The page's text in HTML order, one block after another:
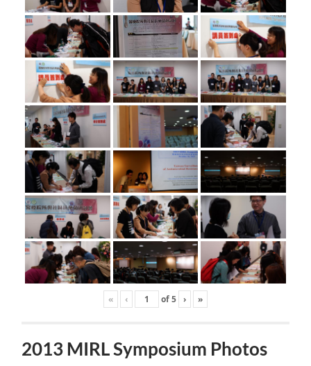
« ‹ of5 › »
2013 MIRL Symposium Photos